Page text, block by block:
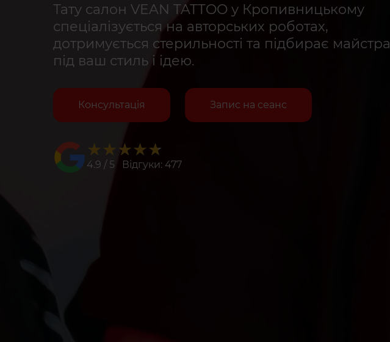
Тату салон VEAN TATTOO у Кропивницькому
спеціалізується на авторських роботах,
дотримується стерильності та підбирає майстра
під ваш стиль і ідею.
Консультація Запис на сеанс
★★★★★
★★★★★
4.9 / 5 Відгуки: 477